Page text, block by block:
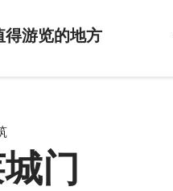
得游览的地方
门